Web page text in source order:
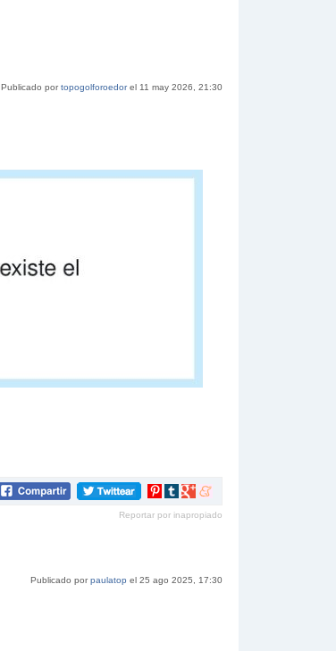
Publicado portopogolforoedorel 11 may 2026, 21:30
Compartir
Pinterest
Compartir
tumblr
Compartir
Google+
Compartir
meneame
Reportar por inapropiado
Publicado porpaulatop el 25 ago 2025, 17:30